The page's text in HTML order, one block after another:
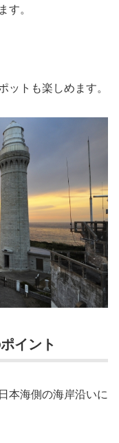
。
トも楽しめます。
イント
本海側の海岸沿いに